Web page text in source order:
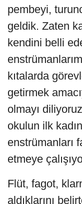
pembeyi,
geldik. Zaten
kendini belli
kıtalarda
getirmek
olmayı
okulun ilk
enstrümanları
etmeye
Flüt, fagot,
aldıklarını